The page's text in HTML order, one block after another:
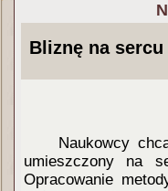
Bliznę na
Naukowcy
umieszczony na
Opracowanie